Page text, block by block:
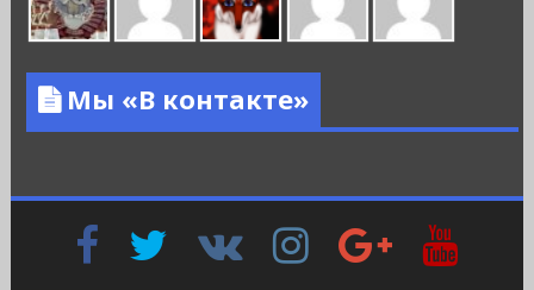
Мы «В контакте»
FacebookTwitter
Контакте
InstagramGoogle
Plus